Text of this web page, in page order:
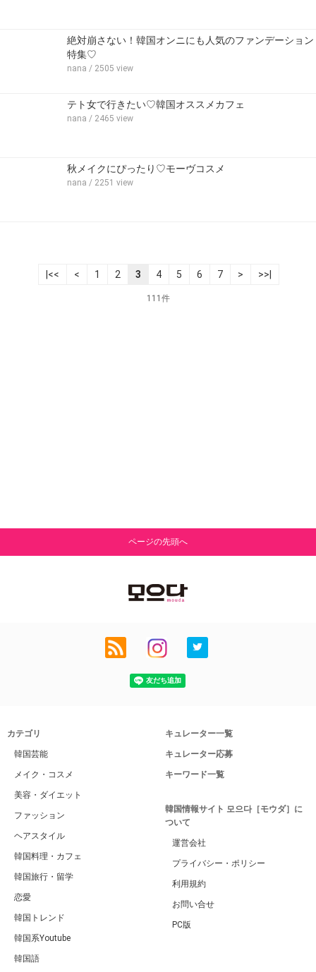
絶対崩さない！韓国オンニにも人気のファンデーション
特集♡
nana / 2505 view
テト女で行きたい♡韓国オススメカフェ
nana / 2465 view
秋メイクにぴったり♡モーヴコスメ
nana / 2251 view
|<< < 1 2 3 4 5 6 7 > >>|
111件
ページの先頭へ
カテゴリ
韓国芸能
メイク・コスメ
美容・ダイエット
ファッション
ヘアスタイル
韓国料理・カフェ
韓国旅行・留学
恋愛
韓国トレンド
韓国系Youtube
韓国語
キュレーター一覧
キュレーター応募
キーワード一覧
韓国情報サイト 모으다［モウダ］に
ついて
運営会社
プライバシー・ポリシー
利用規約
お問い合せ
PC版